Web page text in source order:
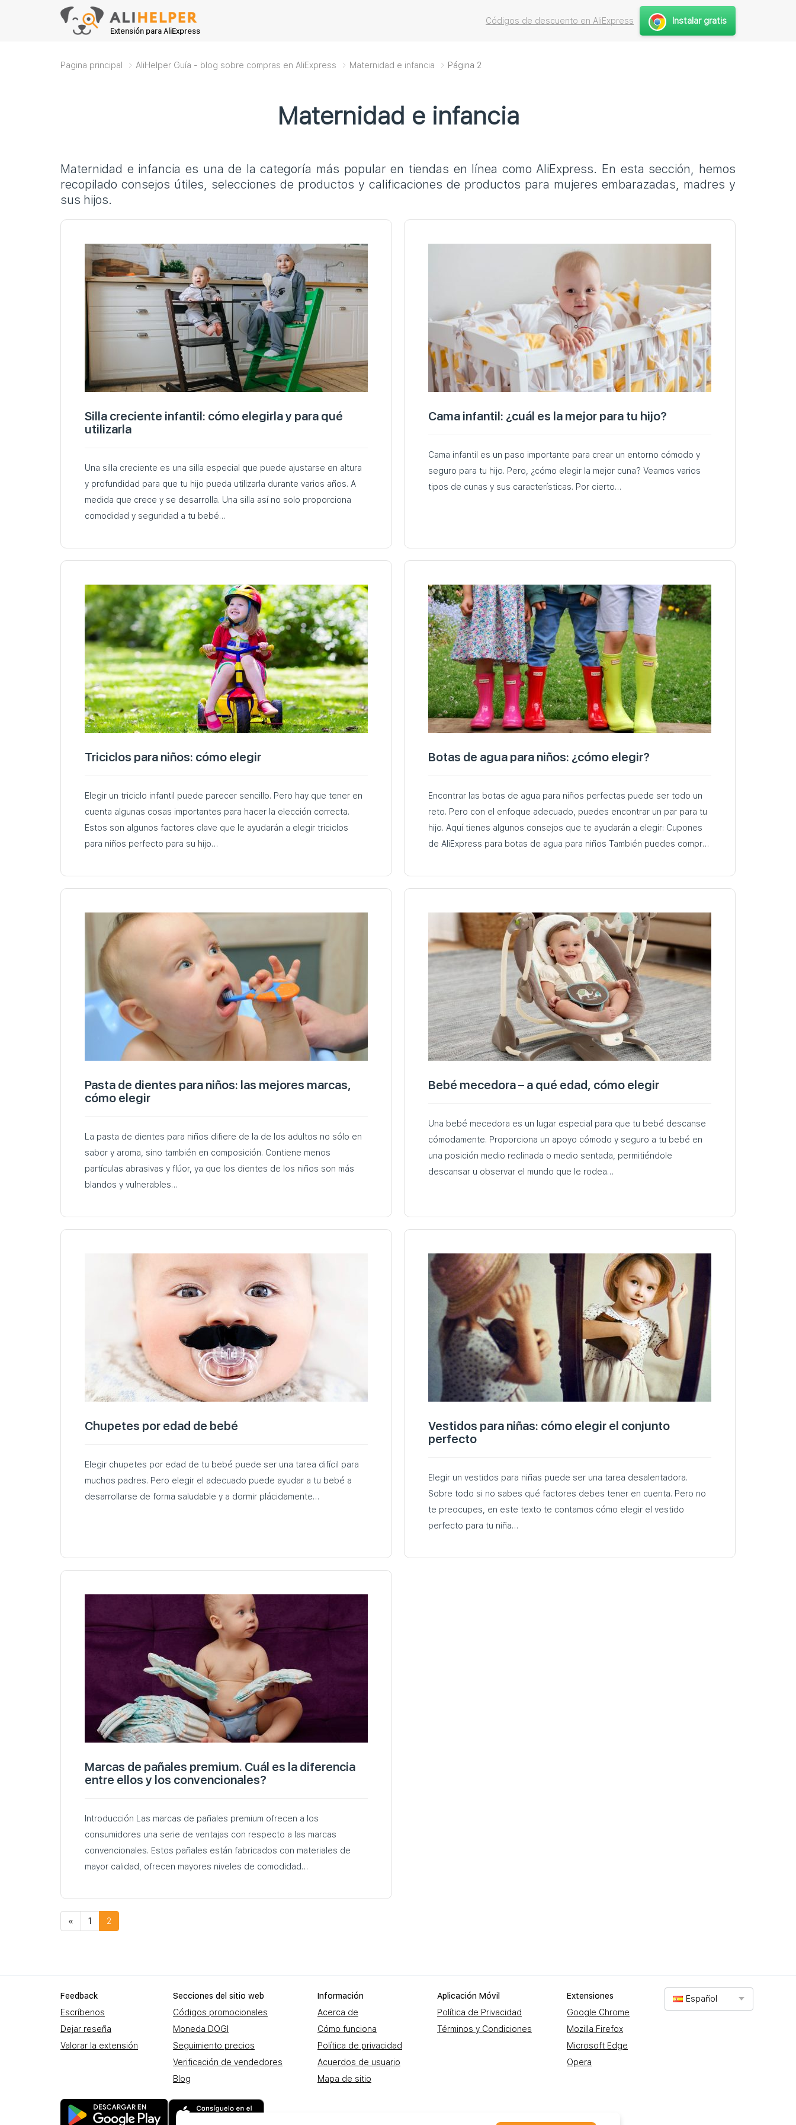
Extensión para AliExpress
Códigos de descuento en AliExpress Instalar gratis
Pagina principal AliHelper Guía - blog sobre compras en AliExpress Maternidad e infancia Página 2
Maternidad e infancia
Maternidad e infancia es una de la categoría más popular en tiendas en línea como AliExpress. En esta sección, hemos
recopilado consejos útiles, selecciones de productos y calificaciones de productos para mujeres embarazadas, madres y
sus hijos.
Silla creciente infantil: cómo elegirla y para qué
utilizarla
Una silla creciente es una silla especial que puede ajustarse en altura
y profundidad para que tu hijo pueda utilizarla durante varios años. A
medida que crece y se desarrolla. Una silla así no solo proporciona
comodidad y seguridad a tu bebé…
Cama infantil: ¿cuál es la mejor para tu hijo?
Cama infantil es un paso importante para crear un entorno cómodo y
seguro para tu hijo. Pero, ¿cómo elegir la mejor cuna? Veamos varios
tipos de cunas y sus características. Por cierto…
Triciclos para niños: cómo elegir
Elegir un triciclo infantil puede parecer sencillo. Pero hay que tener en
cuenta algunas cosas importantes para hacer la elección correcta.
Estos son algunos factores clave que le ayudarán a elegir triciclos
para niños perfecto para su hijo…
Botas de agua para niños: ¿cómo elegir?
Encontrar las botas de agua para niños perfectas puede ser todo un
reto. Pero con el enfoque adecuado, puedes encontrar un par para tu
hijo. Aquí tienes algunos consejos que te ayudarán a elegir: Cupones
de AliExpress para botas de agua para niños También puedes comprar
Pasta de dientes para niños: las mejores marcas,
cómo elegir
La pasta de dientes para niños difiere de la de los adultos no sólo en
sabor y aroma, sino también en composición. Contiene menos
partículas abrasivas y flúor, ya que los dientes de los niños son más
blandos y vulnerables…
Bebé mecedora – a qué edad, cómo elegir
Una bebé mecedora es un lugar especial para que tu bebé descanse
cómodamente. Proporciona un apoyo cómodo y seguro a tu bebé en
una posición medio reclinada o medio sentada, permitiéndole
descansar u observar el mundo que le rodea…
Chupetes por edad de bebé
Elegir chupetes por edad de tu bebé puede ser una tarea difícil para
muchos padres. Pero elegir el adecuado puede ayudar a tu bebé a
desarrollarse de forma saludable y a dormir plácidamente…
Vestidos para niñas: cómo elegir el conjunto
perfecto
Elegir un vestidos para niñas puede ser una tarea desalentadora.
Sobre todo si no sabes qué factores debes tener en cuenta. Pero no
te preocupes, en este texto te contamos cómo elegir el vestido
perfecto para tu niña…
Marcas de pañales premium. Cuál es la diferencia
entre ellos y los convencionales?
Introducción Las marcas de pañales premium ofrecen a los
consumidores una serie de ventajas con respecto a las marcas
convencionales. Estos pañales están fabricados con materiales de
mayor calidad, ofrecen mayores niveles de comodidad…
« 1 2
Feеdback
Escríbenos
Dejar reseña
Valorar la extensión
Secciones del sitio web
Códigos promocionales
Moneda DOGI
Seguimiento precios
Verificación de vendedores
Blog
Información
Acerca de
Cómo funciona
Política de privacidad
Acuerdos de usuario
Mapa de sitio
Aplicación Móvil
Política de Privacidad
Términos y Condiciones
Extensiones
Google Chrome
Mozilla Firefox
Microsoft Edge
Opera
Español